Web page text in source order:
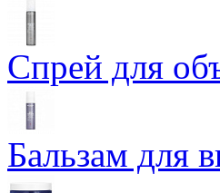
Спрей для
Бальзам для